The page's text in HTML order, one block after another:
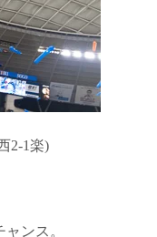
2-1楽)
ンス。